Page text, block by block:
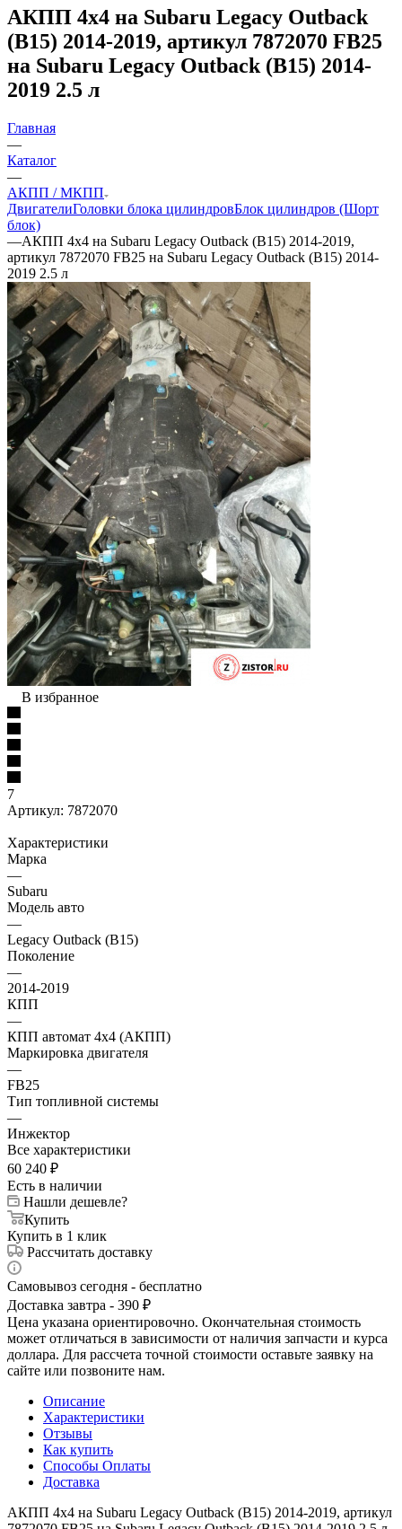
АКПП 4х4 на Subaru Legacy Outback
(B15) 2014-2019, артикул 7872070 FB25
на Subaru Legacy Outback (B15) 2014-
2019 2.5 л
Главная
—
Каталог
—
АКПП / МКПП
ДвигателиГоловки блока цилиндровБлок цилиндров (Шорт
блок)
—АКПП 4х4 на Subaru Legacy Outback (B15) 2014-2019,
артикул 7872070 FB25 на Subaru Legacy Outback (B15) 2014-
2019 2.5 л
В избранное
7
Артикул: 7872070
Характеристики
Марка
—
Subaru
Модель авто
—
Legacy Outback (B15)
Поколение
—
2014-2019
КПП
—
КПП автомат 4х4 (АКПП)
Маркировка двигателя
—
FB25
Тип топливной системы
—
Инжектор
Все характеристики
60 240 ₽
Есть в наличии
Нашли дешевле?
Купить
Купить в 1 клик
Рассчитать доставку
Самовывоз сегодня - бесплатно
Доставка завтра - 390 ₽
Цена указана ориентировочно. Окончательная стоимость
может отличаться в зависимости от наличия запчасти и курса
доллара. Для рассчета точной стоимости оставьте заявку на
сайте или позвоните нам.
Описание
Характеристики
Отзывы
Как купить
Способы Оплаты
Доставка
АКПП 4х4 на Subaru Legacy Outback (B15) 2014-2019, артикул